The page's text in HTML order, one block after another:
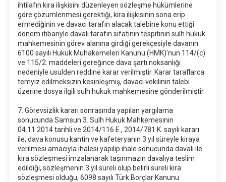
ihtilafın kira ilişkisini düzenleyen sözleşme hükümlerine
göre çözümlenmesi gerektiği, kira ilişkisinin sona erip
ermediğinin ve davacı tarafın alacak talebine konu ettiği
dönem itibariyle davalı tarafın sıfatının tespitinin sulh hukuk
mahkemesinin görev alanına girdiği gerekçesiyle davanın
6100 sayılı Hukuk Muhakemeleri Kanunu (HMK)’nun 114/(c)
ve 115/2. maddeleri gereğince dava şartı noksanlığı
nedeniyle usulden reddine karar verilmiştir. Karar taraflarca
temyiz edilmeksizin kesinleşmiş, davacı vekilinin talebi
üzerine dosya ilgili sulh hukuk mahkemesine gönderilmiştir.
7. Görevsizlik kararı sonrasında yapılan yargılama
sonucunda Samsun 3. Sulh Hukuk Mahkemesinin
04.11.2014 tarihli ve 2014/116 E., 2014/781 K. sayılı kararı
ile; dava konusu kantin ve kafeteryanın 3 yıl süreyle kiraya
verilmesi amacıyla ihalesi yapılıp ihale sonucunda davalı ile
kira sözleşmesi imzalanarak taşınmazın davalıya teslim
edildiği, sözleşmenin 3 yıl süreli olup belirli süreli kira
sözleşmesi olduğu, 6098 sayılı Türk Borçlar Kanunu